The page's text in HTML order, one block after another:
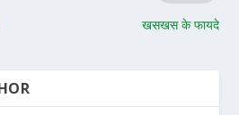
खसखस के फायदे